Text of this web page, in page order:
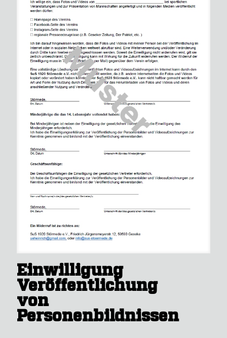
Einwilligung
Veröffentlichung
von
Personenbildnissen